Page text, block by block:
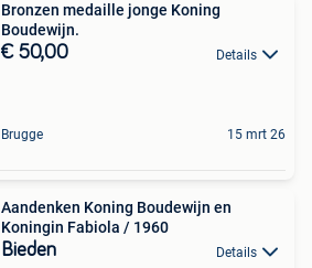
Bronzen medaille jonge Koning
Boudewijn.
€ 50,00 Details
Brugge 15 mrt 26
Aandenken Koning Boudewijn en
Koningin Fabiola / 1960
Bieden Details